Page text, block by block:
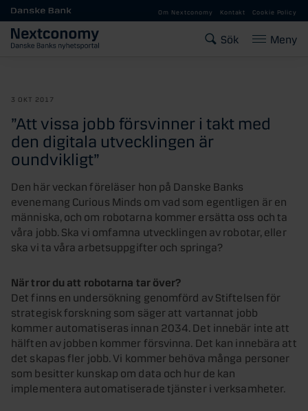
Gå till huvudinnehåll
Om Nextconomy Kontakt Cookie Policy
Sök Meny
3 OKT 2017
”Att vissa jobb försvinner i takt med
den digitala utvecklingen är
oundvikligt”
Den här veckan föreläser hon på Danske Banks
evenemang Curious Minds om vad som egentligen är en
människa, och om robotarna kommer ersätta oss och ta
våra jobb. Ska vi omfamna utvecklingen av robotar, eller
ska vi ta våra arbetsuppgifter och springa?
När tror du att robotarna tar över?
Det finns en undersökning genomförd av Stiftelsen för
strategisk forskning som säger att vartannat jobb
kommer automatiseras innan 2034. Det innebär inte att
hälften av jobben kommer försvinna. Det kan innebära att
det skapas fler jobb. Vi kommer behöva många personer
som besitter kunskap om data och hur de kan
implementera automatiserade tjänster i verksamheter.